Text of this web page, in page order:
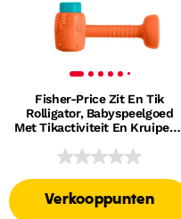
Fisher-Price Zit En Tik
Rolligator, Babyspeelgoed
Met Tikactiviteit En Kruipend
Verkooppunten